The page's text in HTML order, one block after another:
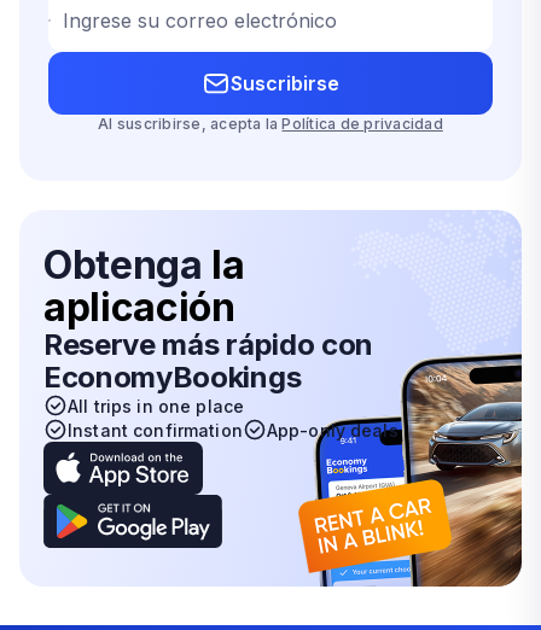
Ingrese su correo electrónico
Suscribirse
Al suscribirse, acepta la Política de privacidad
Obtenga la
aplicación
Reserve más rápido con
EconomyBookings
All trips in one place
Instant confirmation
App-only deals